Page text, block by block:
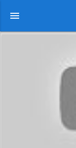
menu